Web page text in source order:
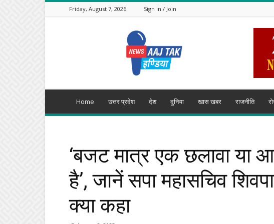
Friday, August 7, 2026 Sign in / Join
India
Home उत्तर प्रदेश देश दुनिया खास खबर राजनीति
‘बजट मात्र एक छलावा या
है’, जानें सपा महासचिव
क्या कहा